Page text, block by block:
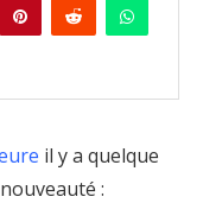
il y a quelque
: